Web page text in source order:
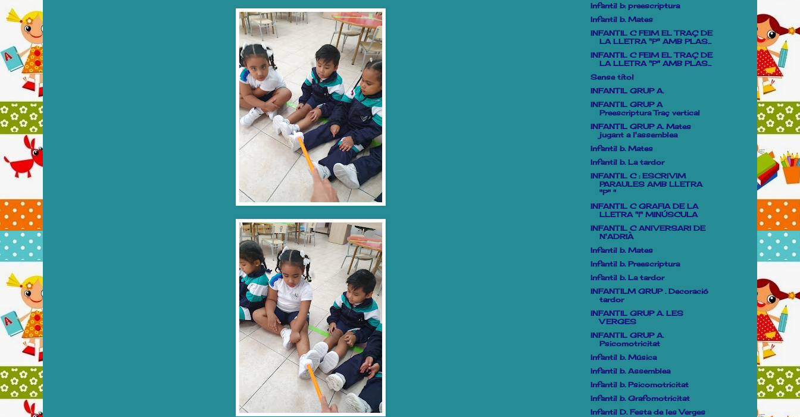
Infantil b: preescriptura
Infantil b. Mates
INFANTIL C FEIM EL TRAÇ DE
LA LLETRA "P" AMB PLAS...
INFANTIL C FEIM EL TRAÇ DE
LA LLETRA "P" AMB PLAS...
Sense títol
INFANTIL GRUP A.
INFANTIL GRUP A
Preescriptura Traç vertical
INFANTIL GRUP A. Mates
jugant a l'assemblea
Infantil b. Mates
Infantil b. La tardor
INFANTIL C : ESCRIVIM
PARAULES AMB LLETRA
"P" "
INFANTIL C GRAFIA DE LA
LLETRA "I" MINÚSCULA
INFANTIL C ANIVERSARI DE
N'ADRIÀ
Infantil b. Mates
Infantil b. Preescriptura
Infantil b. La tardor
INFANTILM GRUP . Decoració
tardor
INFANTIL GRUP A. LES
VERGES
INFANTIL GRUP A.
Psicomotricitat
Infantil b. Música
Infantil b. Assemblea
Infantil b. Psicomotricitat
Infantil b. Grafomotricitat
Infantil D. Festa de les Verges